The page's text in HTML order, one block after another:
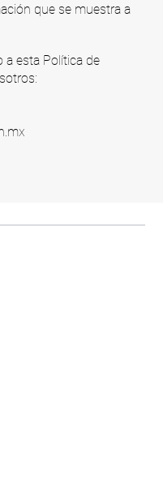
que se muestra a
a esta Política de